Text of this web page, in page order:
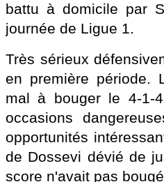
battu à domicile par
journée de Ligue 1.
Très sérieux
en première période.
mal à bouger le 4-1-
occasions
opportunités
de Dossevi dévié de
score n'avait pas